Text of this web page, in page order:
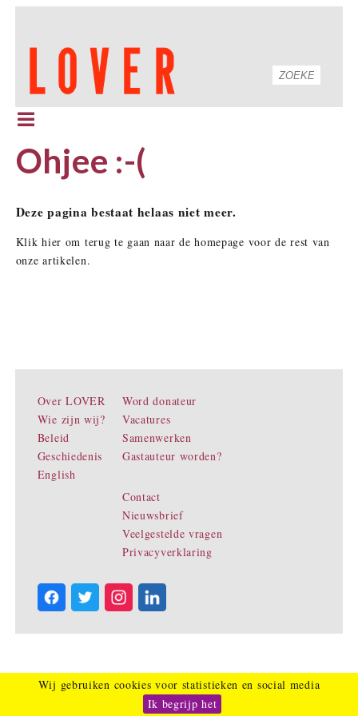
Wij gebruiken cookies voor statistieken en social media
Ik begrijp het
Ohjee :-(
Deze pagina bestaat helaas niet meer.
Klik hier om terug te gaan naar de homepage voor de rest van
onze artikelen.
Over LOVER
Wie zijn wij?
Beleid
Geschiedenis
English
Word donateur
Vacatures
Samenwerken
Gastauteur worden?
Contact
Nieuwsbrief
Veelgestelde vragen
Privacyverklaring